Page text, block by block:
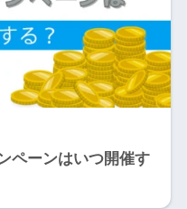
ペーンはいつ開催す